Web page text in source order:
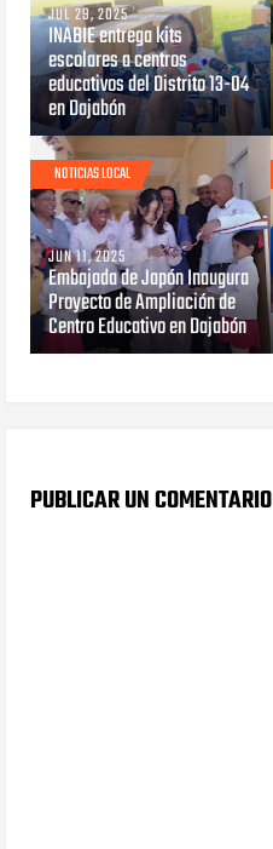
JUL 29, 2025
INABIE entrega kits
escolares a centros
educativos del Distrito 13-04
en Dajabón
NOTICIAS LOCAL
JUN 11, 2025
Embajada de Japón Inaugura
Proyecto de Ampliación de
Centro Educativo en Dajabón
PUBLICAR UN COMENTARIO